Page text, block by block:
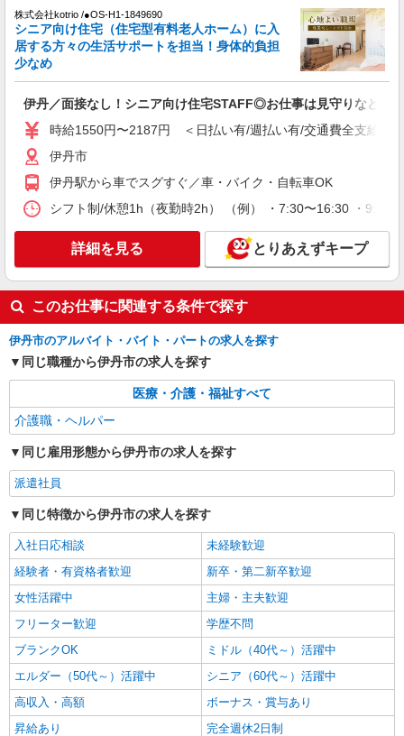
伊丹市
詳細を見る
派遣社員
北伊丹駅★未経験OKの人間関係に悩まない職
時給1550円〜2187円 ＜日払い有/週払い有/交
通費全支給(ガソリン代含む)＞
伊丹市
キープ 詳細を見る
株式会社kotrio /●OS-H1-2014499
伊丹駅◆サ高住スタッフ◆穏やかな職場×週
3〜×残業なし
通費全支給(ガソリン代含む)＞
キープ
派遣社員
株式会社kotrio /●OS-H1-1957042
北伊丹駅★シフト柔軟で長く働きやすいシニア
向けマンション
時給1550円〜2187円 ＜日払い有/週払い有/交
通費全支給(ガソリン代含む)＞
伊丹市
詳細を見る
派遣社員
株式会社kotrio /●OS-H1-2013435
株式会社kotrio /●OS-H1-1849690
シニア向け住宅（住宅型有料老人ホーム）に入
居する方々の生活サポートを担当！身体的負担
少なめ
伊丹／面接なし！シニア向け住宅STAFF◎お仕事は見守りなど
時給1550円〜2187円 ＜日払い有/週払い有/交通費全支給(ガ
伊丹市
伊丹駅から車でスグすぐ／車・バイク・自転車OK
シフト制/休憩1h（夜勤時2h） （例） ・7:30〜16:30 ・
詳細を見る とりあえずキープ
このお仕事に関連する条件で探す
伊丹市のアルバイト・バイト・パートの求人を探す
同じ職種から伊丹市の求人を探す
医療・介護・福祉すべて
介護職・ヘルパー
同じ雇用形態から伊丹市の求人を探す
派遣社員
同じ特徴から伊丹市の求人を探す
入社日応相談
未経験歓迎
経験者・有資格者歓迎
新卒・第二新卒歓迎
女性活躍中
主婦・主夫歓迎
フリーター歓迎
学歴不問
ブランクOK
ミドル（40代～）活躍中
エルダー（50代～）活躍中
シニア（60代～）活躍中
高収入・高額
ボーナス・賞与あり
昇給あり
完全週休2日制